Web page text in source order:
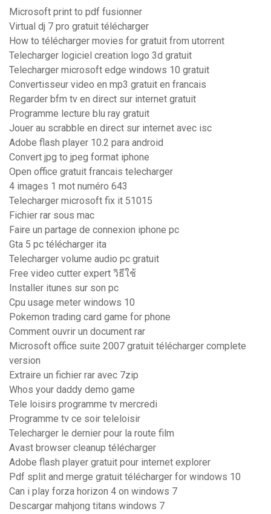
Microsoft print to pdf fusionner
Virtual dj 7 pro gratuit télécharger
How to télécharger movies for gratuit from utorrent
Telecharger logiciel creation logo 3d gratuit
Telecharger microsoft edge windows 10 gratuit
Convertisseur video en mp3 gratuit en francais
Regarder bfm tv en direct sur internet gratuit
Programme lecture blu ray gratuit
Jouer au scrabble en direct sur internet avec isc
Adobe flash player 10.2 para android
Convert jpg to jpeg format iphone
Open office gratuit francais telecharger
4 images 1 mot numéro 643
Telecharger microsoft fix it 51015
Fichier rar sous mac
Faire un partage de connexion iphone pc
Gta 5 pc télécharger ita
Telecharger volume audio pc gratuit
Free video cutter expert วิธีใช้
Installer itunes sur son pc
Cpu usage meter windows 10
Pokemon trading card game for phone
Comment ouvrir un document rar
Microsoft office suite 2007 gratuit télécharger complete
version
Extraire un fichier rar avec 7zip
Whos your daddy demo game
Tele loisirs programme tv mercredi
Programme tv ce soir teleloisir
Telecharger le dernier pour la route film
Avast browser cleanup télécharger
Adobe flash player gratuit pour internet explorer
Pdf split and merge gratuit télécharger for windows 10
Can i play forza horizon 4 on windows 7
Descargar mahjong titans windows 7